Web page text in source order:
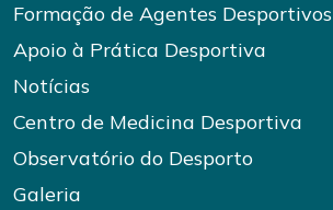
Formação de Agentes Desportivos
Apoio à Prática Desportiva
Notícias
Centro de Medicina Desportiva
Observatório do Desporto
Galeria